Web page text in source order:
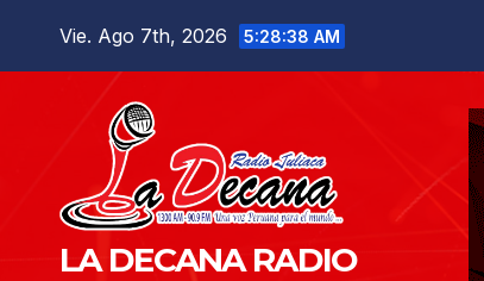
Vie. Ago 7th, 2026 5:28:39 AM
LA DECANA RADIO